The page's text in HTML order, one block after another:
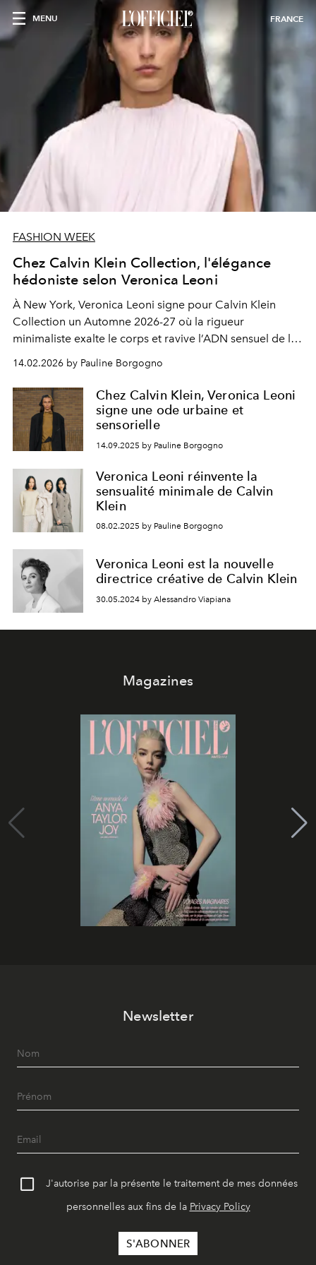
MENU FRANCE
FASHION WEEK
Chez Calvin Klein Collection, l'élégance
hédoniste selon Veronica Leoni
À New York, Veronica Leoni signe pour Calvin Klein
Collection un Automne 2026-27 où la rigueur
minimaliste exalte le corps et ravive l’ADN sensuel de la
14.02.2026 by Pauline Borgogno
Chez Calvin Klein, Veronica Leoni
signe une ode urbaine et
sensorielle
14.09.2025 by Pauline Borgogno
Veronica Leoni réinvente la
sensualité minimale de Calvin
Klein
08.02.2025 by Pauline Borgogno
Veronica Leoni est la nouvelle
directrice créative de Calvin Klein
30.05.2024 by Alessandro Viapiana
Magazines
Newsletter
J'autorise par la présente le traitement de mes données
personnelles aux fins de la Privacy Policy